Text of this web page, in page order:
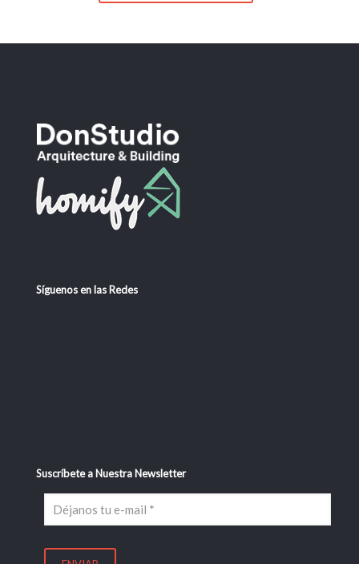
Síguenos en las Redes
Suscríbete a Nuestra Newsletter